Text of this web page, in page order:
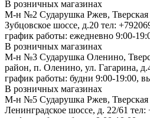
В розничных магазинах
М-н №2 Cударушка Ржев, Тверская
Зубцовское шоссе, д.20 тел:
график работы: ежедневно 9:00-
В розничных магазинах
М-н №3 Сударушка Оленино,
район, п. Оленино, ул. Гагарина,
график работы: будни 9:00-19:00,
В розничных магазинах
М-н №5 Сударушка Ржев, Тверская
Ленинградское шоссе, д. 22/61 тел: